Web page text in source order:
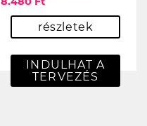
részletek
INDULHAT A
TERVEZÉS